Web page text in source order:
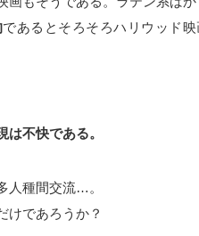
であるとそろそろハリウッド
不快である。
人種間交流…。
けであろうか？